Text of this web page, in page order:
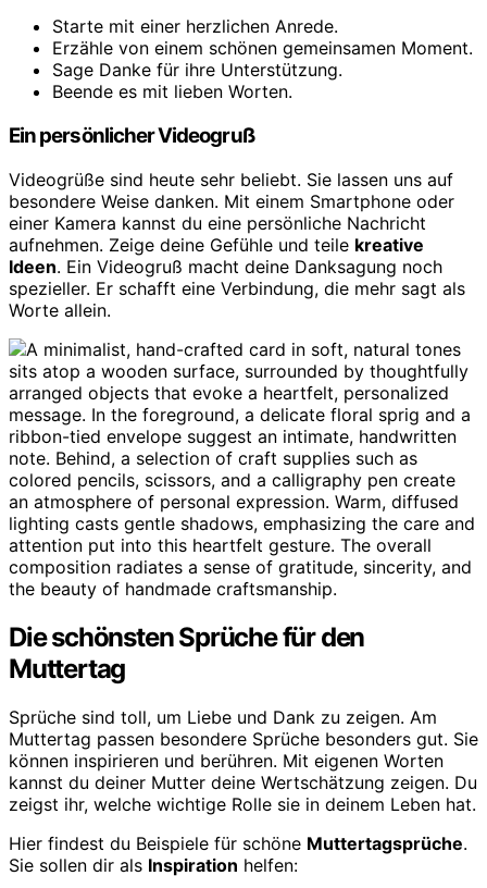
Starte mit einer herzlichen Anrede.
Erzähle von einem schönen gemeinsamen Moment.
Sage Danke für ihre Unterstützung.
Beende es mit lieben Worten.
Ein persönlicher Videogruß
Videogrüße sind heute sehr beliebt. Sie lassen uns auf
besondere Weise danken. Mit einem Smartphone oder
einer Kamera kannst du eine persönliche Nachricht
aufnehmen. Zeige deine Gefühle und teile kreative
Ideen. Ein Videogruß macht deine Danksagung noch
spezieller. Er schafft eine Verbindung, die mehr sagt als
Worte allein.
Die schönsten Sprüche für den
Muttertag
Sprüche sind toll, um Liebe und Dank zu zeigen. Am
Muttertag passen besondere Sprüche besonders gut. Sie
können inspirieren und berühren. Mit eigenen Worten
kannst du deiner Mutter deine Wertschätzung zeigen. Du
zeigst ihr, welche wichtige Rolle sie in deinem Leben hat.
Hier findest du Beispiele für schöne Muttertagsprüche.
Sie sollen dir als Inspiration helfen: